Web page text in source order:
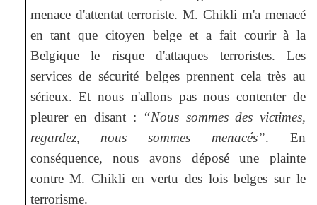
menace d'attentat terroriste. M. Chikli m'a menacé
en tant que citoyen belge et a fait courir à la
Belgique le risque d'attaques terroristes. Les
services de sécurité belges prennent cela très au
sérieux. Et nous n'allons pas nous contenter de
pleurer en disant : “Nous sommes des victimes,
regardez, nous sommes menacés”. En
conséquence, nous avons déposé une plainte
contre M. Chikli en vertu des lois belges sur le
terrorisme.